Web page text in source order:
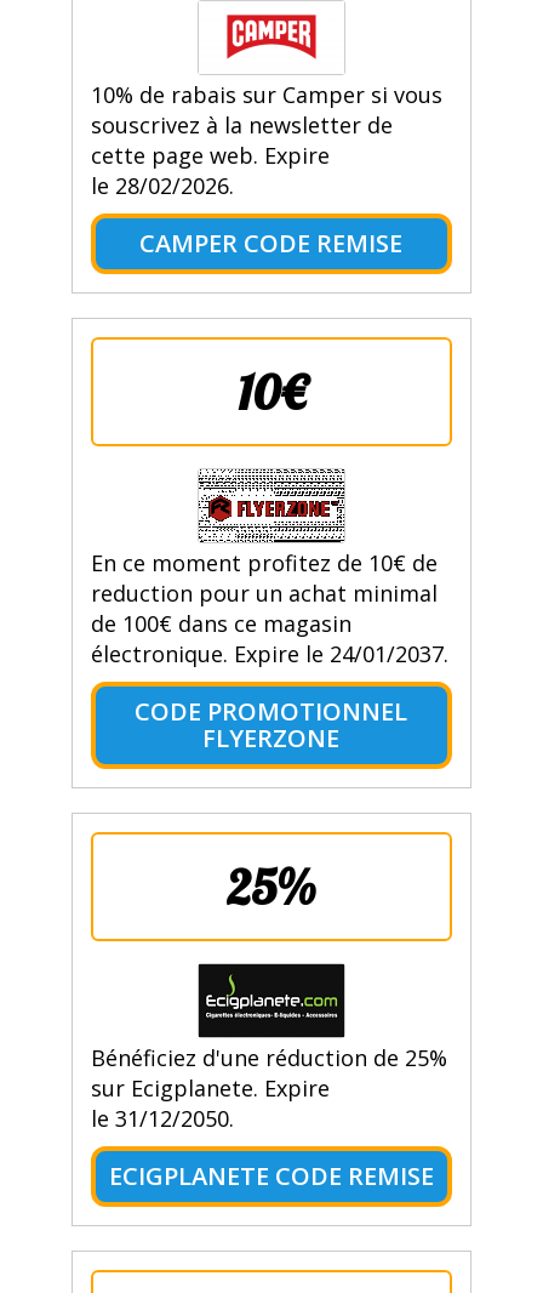
10% de rabais sur Camper si vous
souscrivez à la newsletter de
cette page web. Expire
le 28/02/2026.
CAMPER CODE REMISE
10€
En ce moment profitez de 10€ de
reduction pour un achat minimal
de 100€ dans ce magasin
électronique. Expire le 24/01/2037.
CODE PROMOTIONNEL
FLYERZONE
25%
Bénéficiez d'une réduction de 25%
sur Ecigplanete. Expire
le 31/12/2050.
ECIGPLANETE CODE REMISE